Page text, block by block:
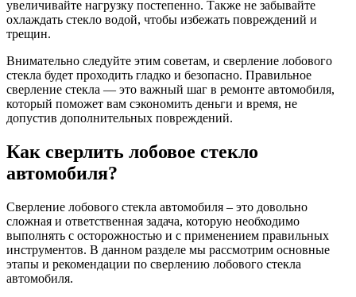
увеличивайте нагрузку постепенно. Также не забывайте
охлаждать стекло водой, чтобы избежать повреждений и
трещин.
Внимательно следуйте этим советам, и сверление лобового
стекла будет проходить гладко и безопасно. Правильное
сверление стекла — это важный шаг в ремонте автомобиля,
который поможет вам сэкономить деньги и время, не
допустив дополнительных повреждений.
Как сверлить лобовое стекло
автомобиля?
Сверление лобового стекла автомобиля – это довольно
сложная и ответственная задача, которую необходимо
выполнять с осторожностью и с применением правильных
инструментов. В данном разделе мы рассмотрим основные
этапы и рекомендации по сверлению лобового стекла
автомобиля.